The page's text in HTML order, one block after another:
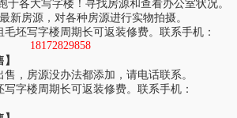
于各大写字楼！寻找房源和查看办公室状况。
新房源，对各种房源进行实物拍摄。
坯写字楼周期长可返装修费。联系手机：
18172829858
，房源没办法都添加，请电话联系。
字楼周期长可返装修费。联系手机：